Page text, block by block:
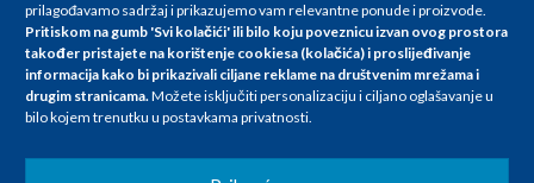
prilagođavamo sadržaj i prikazujemo vam relevantne ponude i proizvode.
Pritiskom na gumb 'Svi kolačići' ili bilo koju poveznicu izvan ovog prostora
također pristajete na korištenje cookiesa (kolačića) i proslijeđivanje
informacija kako bi prikazivali ciljane reklame na društvenim mrežama i
drugim stranicama.Možete isključiti personalizaciju i ciljano oglašavanje u
bilo kojem trenutku u postavkama privatnosti.
Za artikle kojih trenutno nema u ponudi obratite nam se na
info@megabajt.hr. Sve cijene su informativnog karaktera i podložne su
promjenama, a
iskazane su za avansno plaćanje(gotovina) u Eurima i uključuju PDV. Sve
se razlikovati od cijena u našim poslovnicama. Trudimo se dati što bolji
i točniji opis i sliku. Unatoč tome, ne možemo garantirati da su svi